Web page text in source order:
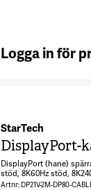
Logga in för
StarTech
DisplayPort-
DisplayPort (hane)
stöd, 8K60Hz stöd,
stöd - svart
Artnr: DP21V-2M-DP80-